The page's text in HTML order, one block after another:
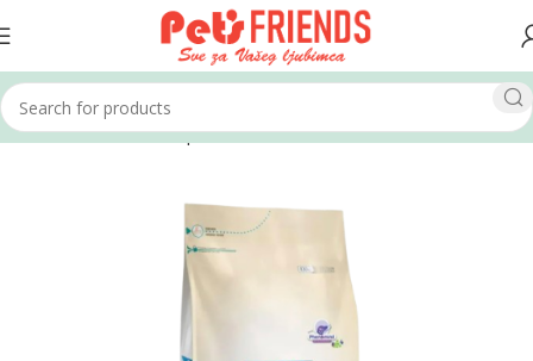
Home Psi Hrana za pse Suha hrana